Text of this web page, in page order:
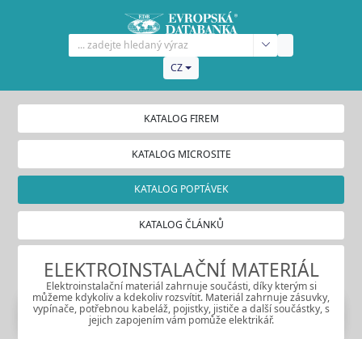
CZ
KATALOG FIREM
KATALOG MICROSITE
KATALOG POPTÁVEK
KATALOG ČLÁNKŮ
ELEKTROINSTALAČNÍ MATERIÁL
Elektroinstalační materiál zahrnuje součásti, díky kterým si
můžeme kdykoliv a kdekoliv rozsvítit. Materiál zahrnuje zásuvky,
vypínače, potřebnou kabeláž, pojistky, jističe a další součástky, s
jejich zapojením vám pomůže elektrikář.